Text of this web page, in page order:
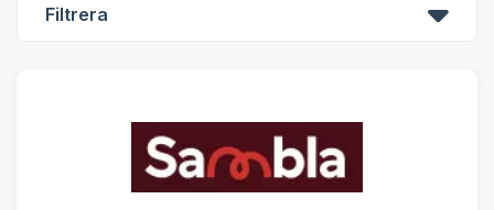
Swish lån
Lån utan ränta
Filtrera